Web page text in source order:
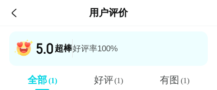
 用户评价
5.0 超棒好评率100%
全部(1) 好评(1) 有图 (1)